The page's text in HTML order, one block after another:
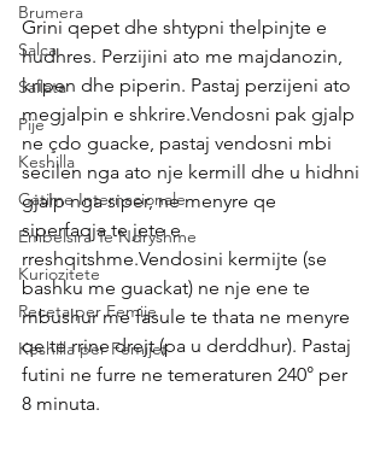
Brumera
Salca
Sallata
Pije
Keshilla
Gatime Internacionale
Embelsira Te Ndryshme
Kuriozitete
Receta per Femije
Keshilla per Femijet
Grini qepet dhe shtypni thelpinjte e
hudhres. Perzijini ato me majdanozin,
kripen dhe piperin. Pastaj perzijeni ato
megjalpin e shkrire.Vendosni pak gjalp
ne çdo guacke, pastaj vendosni mbi
secilen nga ato nje kermill dhe u hidhni
gjalp nga siper, ne menyre qe
siperfaqja te jete e
rreshqitshme.Vendosini kermijte (se
bashku me guackat) ne nje ene te
mbushur me fasule te thata ne menyre
qe te rrine drejt (pa u derddhur). Pastaj
futini ne furre ne temeraturen 240° per
8 minuta.